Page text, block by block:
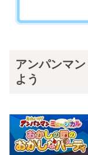
アンパンマ
よう